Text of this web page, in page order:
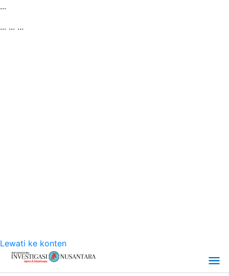
...
... ... ...
Lewati ke konten